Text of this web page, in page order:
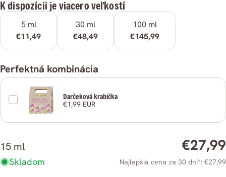
K dispozícii je viacero veľkostí
5 ml
€11,49
30 ml
€48,49
100 ml
€145,99
Perfektná kombinácia
Darčeková krabička
€1,99 EUR
15 ml
Bežná
cena
€27,99
Skladom Najlepšia cena za 30 dní*: €27,99
Zdielať
Zdieľať
Zdieľať
na
Facebooku
Zdieľať
na
Pripnúť
na